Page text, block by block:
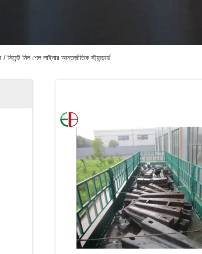
মিল শেল লাইনার আন্তর্জাতিক স্ট্যান্ডার্ড